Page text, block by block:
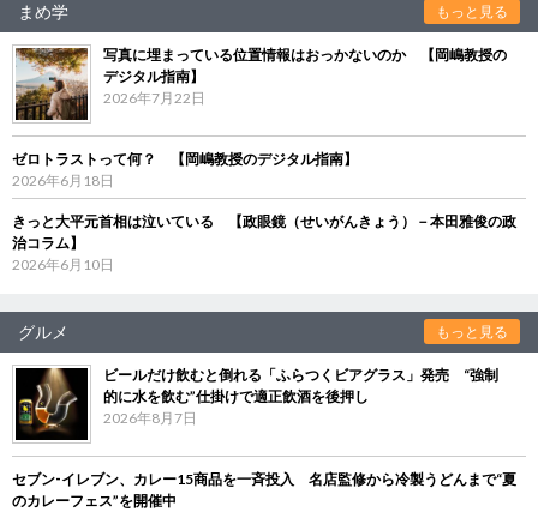
まめ学 もっと見る
写真に埋まっている位置情報はおっかないのか 【岡嶋教授の
デジタル指南】
2026年7月22日
ゼロトラストって何？ 【岡嶋教授のデジタル指南】
2026年6月18日
きっと大平元首相は泣いている 【政眼鏡（せいがんきょう）－本田雅俊の政
治コラム】
2026年6月10日
グルメ もっと見る
ビールだけ飲むと倒れる「ふらつくビアグラス」発売 “強制
的に水を飲む”仕掛けで適正飲酒を後押し
2026年8月7日
セブン‐イレブン、カレー15商品を一斉投入 名店監修から冷製うどんまで“夏
のカレーフェス”を開催中